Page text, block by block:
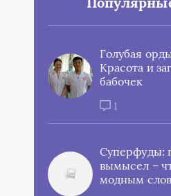
Голубая
Красота и
бабочек
1
Суперфуды:
вымысел –
модным